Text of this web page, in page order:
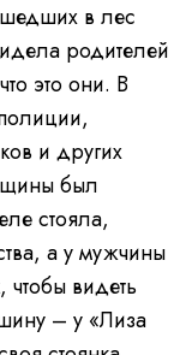
в лес
родителей
это они. В
и других
был
стояла,
а у мужчины
видеть
– у «Лиза